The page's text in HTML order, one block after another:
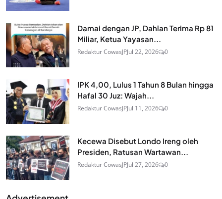
Damai dengan JP, Dahlan Terima Rp 81
Miliar, Ketua Yayasan...
Redaktur CowasJPJul 22, 2026 0
IPK 4,00, Lulus 1 Tahun 8 Bulan hingga
Hafal 30 Juz: Wajah...
Redaktur CowasJPJul 11, 2026 0
Kecewa Disebut Londo Ireng oleh
Presiden, Ratusan Wartawan...
Redaktur CowasJPJul 27, 2026 0